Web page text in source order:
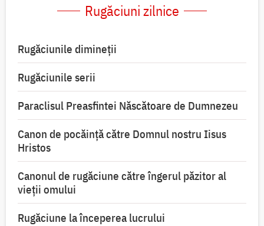
Rugăciuni zilnice
Rugăciunile dimineții
Rugăciunile serii
Paraclisul Preasfintei Născătoare de Dumnezeu
Canon de pocăință către Domnul nostru Iisus
Hristos
Canonul de rugăciune către îngerul păzitor al
vieții omului
Rugăciune la începerea lucrului